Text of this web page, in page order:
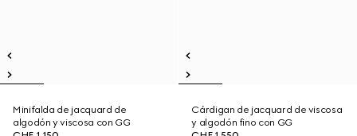
Minifalda de jacquard de
algodón y viscosa con GG
Cárdigan de jacquard de viscosa
y algodón fino con GG